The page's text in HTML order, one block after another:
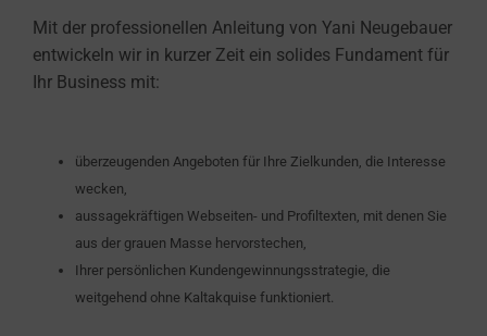
Mit der professionellen Anleitung von Yani Neugebauer
entwickeln wir in kurzer Zeit ein solides Fundament für
Ihr Business mit:
überzeugenden Angeboten für Ihre Zielkunden, die Interesse
wecken,
aussagekräftigen Webseiten- und Profiltexten, mit denen Sie
aus der grauen Masse hervorstechen,
Ihrer persönlichen Kundengewinnungsstrategie, die
weitgehend ohne Kaltakquise funktioniert.